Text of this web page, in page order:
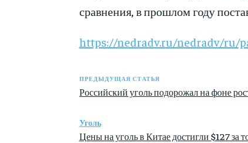
сравнения, в прошлом году
https://nedradv.ru/nedradv/ru/
ПРЕДЫДУЩАЯ СТАТЬЯ
Российский уголь подорожал на фоне
Уголь
Цены на уголь в Китае достигли $127 за